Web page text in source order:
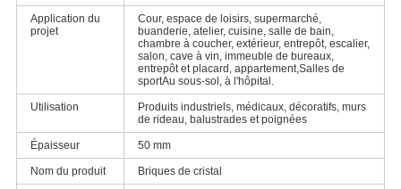
Application du
projet
Cour, espace de loisirs, supermarché,
buanderie, atelier, cuisine, salle de bain,
chambre à coucher, extérieur, entrepôt, escalier,
salon, cave à vin, immeuble de bureaux,
entrepôt et placard, appartement,Salles de
sportAu sous-sol, à l'hôpital.
Utilisation
Produits industriels, médicaux, décoratifs, murs
de rideau, balustrades et poignées
Épaisseur 50 mm
Nom du produit Briques de cristal